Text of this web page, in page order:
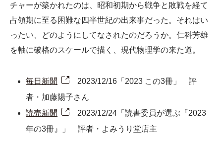
チャーが築かれたのは、昭和初期から戦争と敗戦を経て
占領期に至る困難な四半世紀の出来事だった。それはい
ったい、どのようにしてなされたのだろうか。仁科芳雄
を軸に破格のスケールで描く、現代物理学の来た道。
毎日新聞
2023/12/16「2023 この3冊」 評
者・加藤陽子さん
読売新聞
2023/12/24「読書委員が選ぶ『2023
年の3冊』」 評者・よみうり堂店主